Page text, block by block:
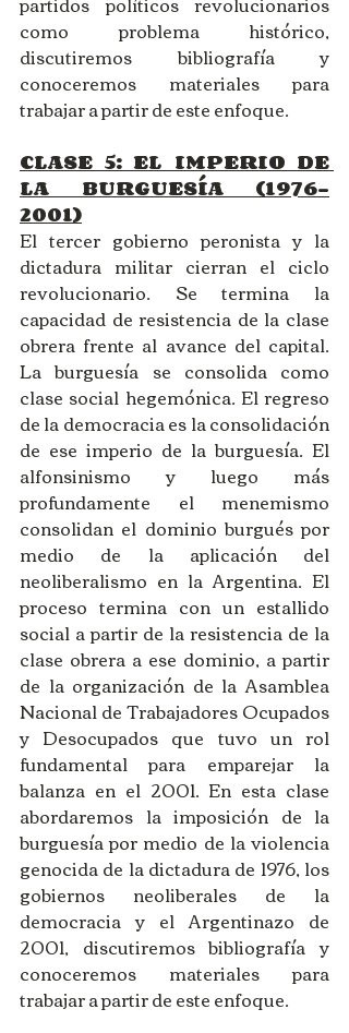
como problema histórico,
discutiremos bibliografía y
conoceremos materiales para
trabajar a partir de este enfoque.
CLASE 5: EL IMPERIO DE
LA BURGUESÍA (1976-
2001)
El tercer gobierno peronista y la
dictadura militar cierran el ciclo
revolucionario. Se termina la
capacidad de resistencia de la clase
obrera frente al avance del capital.
La burguesía se consolida como
clase social hegemónica. El regreso
de la democracia es la consolidación
de ese imperio de la burguesía. El
alfonsinismo y luego más
profundamente el menemismo
consolidan el dominio burgués por
medio de la aplicación del
neoliberalismo en la Argentina. El
proceso termina con un estallido
social a partir de la resistencia de la
clase obrera a ese dominio, a partir
de la organización de la Asamblea
Nacional de Trabajadores Ocupados
y Desocupados que tuvo un rol
fundamental para emparejar la
balanza en el 2001. En esta clase
abordaremos la imposición de la
burguesía por medio de la violencia
genocida de la dictadura de 1976, los
gobiernos neoliberales de la
democracia y el Argentinazo de
2001, discutiremos bibliografía y
conoceremos materiales para
trabajar a partir de este enfoque.